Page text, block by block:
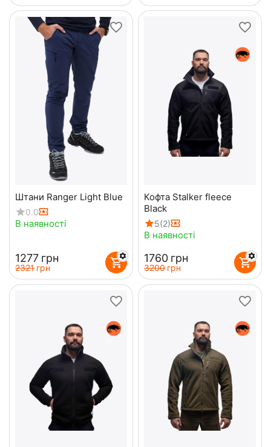
Штани Ranger Light Blue
0.0
В наявності
‍1277‍ грн
‍2321‍ грн
Кофта Stalker fleece
Black
5(2)
В наявності
‍1760‍ грн
‍3200‍ грн